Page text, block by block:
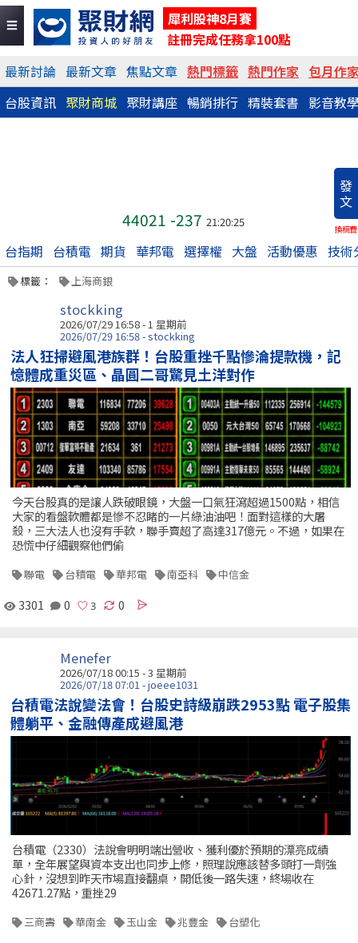
犀利股神8月賽
註冊完成任務拿100點
最新討論 最新文章 焦點文章 熱門標籤 熱門作家 包月作
台股資訊 聚財商城 聚財講座 暢銷排行 精裝套書 影音教
發
文
換稿費
44021 -237 21:20:25
台指期 台積電 期貨 華邦電 選擇權 大盤 活動優惠 技術
標籤： 上海商銀
stockking
2026/07/29 16:58 - 1 星期前
2026/07/29 16:58 - stockking
法人狂掃避風港族群！台股重挫千點慘淪提款機，記
憶體成重災區、晶圓二哥驚見土洋對作
今天台股真的是讓人跌破眼鏡，大盤一口氣狂瀉超過1500點，相信
大家的看盤軟體都是慘不忍睹的一片綠油油吧！面對這樣的大屠
殺，三大法人也沒有手軟，聯手賣超了高達317億元。不過，如果在
恐慌中仔細觀察他們偷
聯電 台積電 華邦電 南亞科 中信金
3301 0 0
Menefer
2026/07/18 00:15 - 3 星期前
2026/07/18 07:01 - joeee1031
台積電法說變法會！台股史詩級崩跌2953點 電子股集
體躺平、金融傳產成避風港
台積電（2330）法說會明明端出營收、獲利優於預期的漂亮成績
單，全年展望與資本支出也同步上修，照理說應該替多頭打一劑強
心針，沒想到昨天市場直接翻桌，開低後一路失速，終場收在
42671.27點，重挫29
三商壽 華南金 玉山金 兆豐金 台塑化